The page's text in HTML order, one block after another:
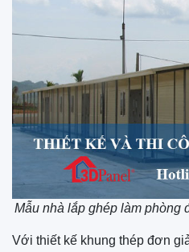
Mẫu nhà lắp ghép làm phòng
Với thiết kế khung thép đơn